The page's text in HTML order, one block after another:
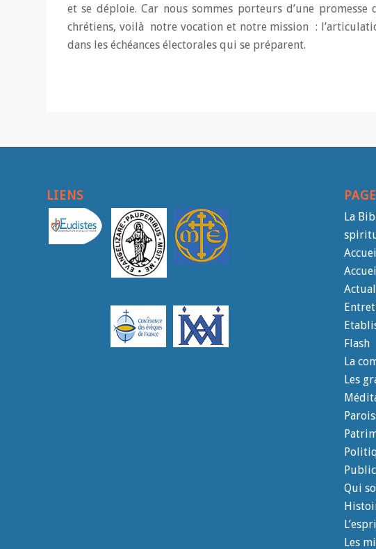
et se déploie. Car nous sommes porteurs d’une
chrétiens, voilà notre vocation et notre mission :
dans les échéances électorales qui se préparent.
LIENS
La
Accueil
Flash
La
Les
Qui
Les